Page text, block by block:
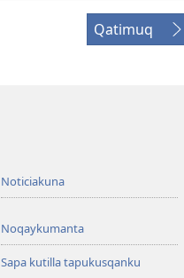
Qatimuq
Noticiakuna
Noqaykumanta
Sapa kutilla tapukusqanku